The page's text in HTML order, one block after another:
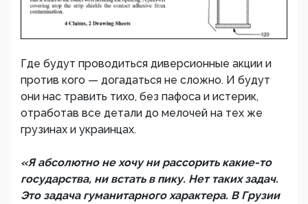
Где будут проводиться диверсионные акции и
против кого — догадаться не сложно. И будут
они нас травить тихо, без пафоса и истерик,
отработав все детали до мелочей на тех же
грузинах и украинцах.
«Я абсолютно не хочу ни рассорить какие-то
государства, ни встать в пику. Нет таких задач.
Это задача гуманитарного характера. В Грузии